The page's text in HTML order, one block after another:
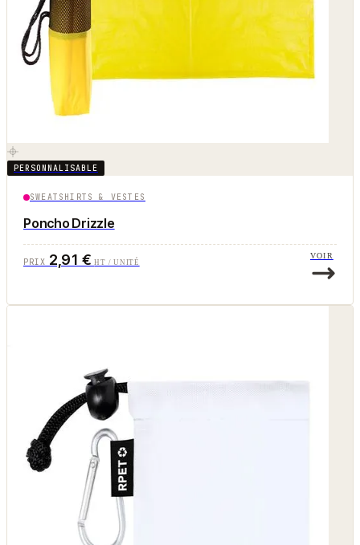
PERSONNALISABLE
SWEATSHIRTS & VESTES
Poncho Drizzle
PRIX 2,91 €HT / UNITÉ
VOIR